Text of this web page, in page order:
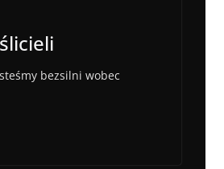
bezsilni wobec